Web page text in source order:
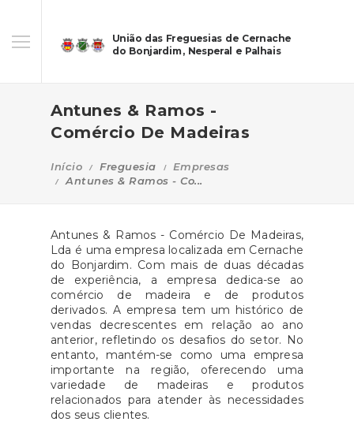
União das Freguesias de Cernache
do Bonjardim, Nesperal e Palhais
Antunes & Ramos -
Comércio De Madeiras
Início Freguesia
Empresas
Antunes & Ramos - Co...
Antunes & Ramos - Comércio De Madeiras,
Lda é uma empresa localizada em Cernache
do Bonjardim. Com mais de duas décadas
de experiência, a empresa dedica-se ao
comércio de madeira e de produtos
derivados. A empresa tem um histórico de
vendas decrescentes em relação ao ano
anterior, refletindo os desafios do setor. No
entanto, mantém-se como uma empresa
importante na região, oferecendo uma
variedade de madeiras e produtos
relacionados para atender às necessidades
dos seus clientes.